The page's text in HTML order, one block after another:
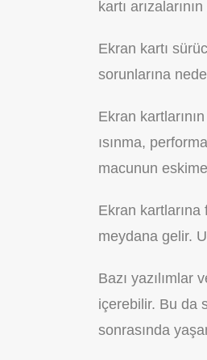
kartı
Ekran kartı
sorunlarına
Ekran
ısınma,
macunun
Ekran kartlarına
meydana gelir.
Bazı yazılımlar
içerebilir. Bu da
sonrasında